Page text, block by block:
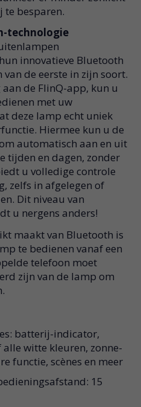
te besparen.
technologie
innovatieve Bluetooth
de eerste in zijn soort.
de FlinQ-app, kun u
met uw
deze lamp echt uniek
Hiermee kun u de
automatisch aan en uit
tijden en dagen, zonder
u volledige controle
zelfs in afgelegen of
Dit niveau van
u nergens anders!
maakt van Bluetooth is
te bedienen vanaf een
telefoon moet
zijn van de lamp om
batterij-indicator,
alle witte kleuren, zonne-
functie, scènes en meer
15